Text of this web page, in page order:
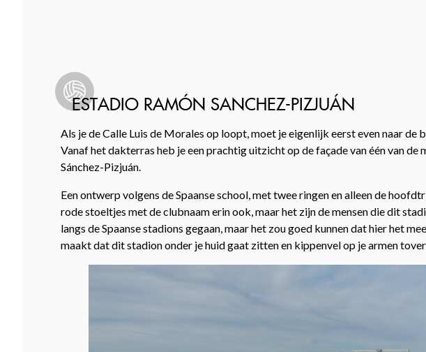
ESTADIO RAMÓN SANCHEZ-PIZJUÁN
Als je de Calle Luis de Morales op loopt, moet je eigenlijk eerst even naar
Vanaf het dakterras heb je een prachtig uitzicht op de façade van één van
Sánchez-Pizjuán.
Een ontwerp volgens de Spaanse school, met twee ringen en alleen de
rode stoeltjes met de clubnaam erin ook, maar het zijn de mensen die dit
langs de Spaanse stadions gegaan, maar het zou goed kunnen dat hier het
maakt dat dit stadion onder je huid gaat zitten en kippenvel op je armen